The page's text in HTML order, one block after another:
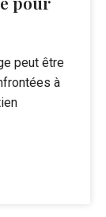
peut être
à